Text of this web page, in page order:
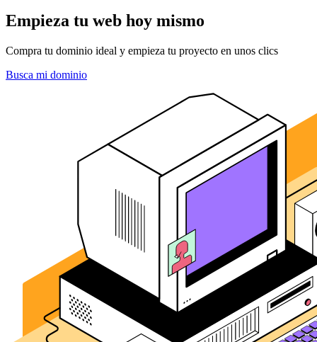
Empieza tu web hoy mismo
Compra tu dominio ideal y empieza tu proyecto en unos clics
Busca mi dominio